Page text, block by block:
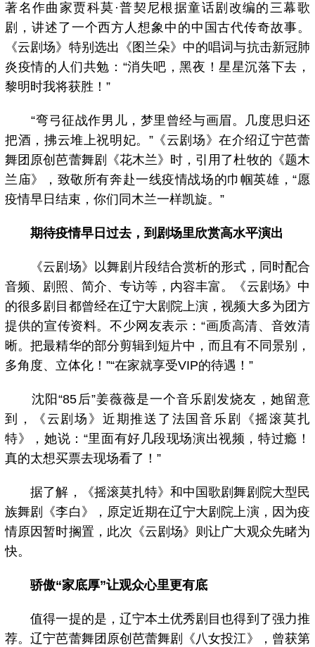
著名作曲家贾科莫·普契尼根据童话剧改编的三幕歌
剧，讲述了一个西方人想象中的中国古代传奇故事。
《云剧场》特别选出《图兰朵》中的唱词与抗击新冠肺
炎疫情的人们共勉：“消失吧，黑夜！星星沉落下去，
黎明时我将获胜！”
“弯弓征战作男儿，梦里曾经与画眉。几度思归还
把酒，拂云堆上祝明妃。”《云剧场》在介绍辽宁芭蕾
舞团原创芭蕾舞剧《花木兰》时，引用了杜牧的《题木
兰庙》，致敬所有奔赴一线疫情战场的巾帼英雄，“愿
疫情早日结束，你们同木兰一样凯旋。”
期待疫情早日过去，到剧场里欣赏高水平演出
《云剧场》以舞剧片段结合赏析的形式，同时配合
音频、剧照、简介、专访等，内容丰富。《云剧场》中
的很多剧目都曾经在辽宁大剧院上演，视频大多为团方
提供的宣传资料。不少网友表示：“画质高清、音效清
晰。把最精华的部分剪辑到短片中，而且有不同景别，
多角度、立体化！”“在家就享受VIP的待遇！”
沈阳“85后”姜薇薇是一个音乐剧发烧友，她留意
到，《云剧场》近期推送了法国音乐剧《摇滚莫扎
特》，她说：“里面有好几段现场演出视频，特过瘾！
真的太想买票去现场看了！”
据了解，《摇滚莫扎特》和中国歌剧舞剧院大型民
族舞剧《李白》，原定近期在辽宁大剧院上演，因为疫
情原因暂时搁置，此次《云剧场》则让广大观众先睹为
快。
骄傲“家底厚”让观众心里更有底
值得一提的是，辽宁本土优秀剧目也得到了强力推
荐。辽宁芭蕾舞团原创芭蕾舞剧《八女投江》，曾获第